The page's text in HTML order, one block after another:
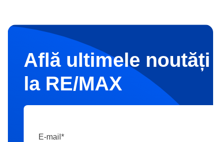
Află ultimele noutăți
la RE/MAX
E-mail *